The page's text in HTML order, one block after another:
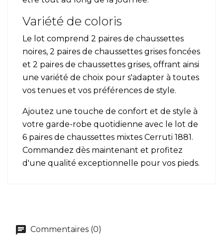
Variété de coloris
Le lot comprend 2 paires de chaussettes
noires, 2 paires de chaussettes grises foncées
et 2 paires de chaussettes grises, offrant ainsi
une variété de choix pour s'adapter à toutes
vos tenues et vos préférences de style.
Ajoutez une touche de confort et de style à
votre garde-robe quotidienne avec le lot de
6 paires de chaussettes mixtes Cerruti 1881.
Commandez dès maintenant et profitez
d'une qualité exceptionnelle pour vos pieds.
Commentaires (0)